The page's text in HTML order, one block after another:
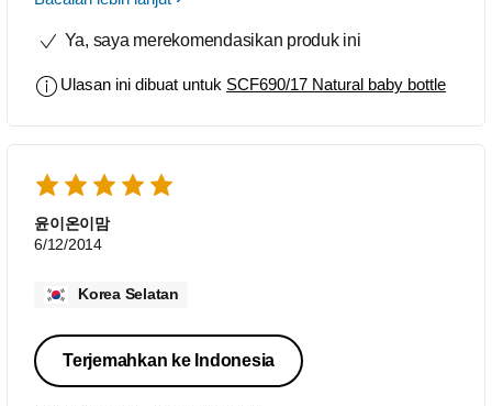
and future upgrading makes it even
notch! I have no experience with other
Ya, saya merekomendasikan produk ini
Ulasan ini dibuat untuk SCF690/17 Natural baby bottle
윤이온이맘
6/12/2014
Korea Selatan
Terjemahkan ke Indonesia